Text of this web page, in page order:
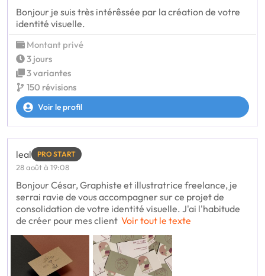
Bonjour je suis très intérêssée par la création de votre
identité visuelle.
Montant privé
3 jours
3 variantes
150 révisions
Voir le profil
leal PRO START
28 août à 19:08
Bonjour César, Graphiste et illustratrice freelance, je
serrai ravie de vous accompagner sur ce projet de
consolidation de votre identité visuelle. J'ai l'habitude
de créer pour mes client Voir tout le texte